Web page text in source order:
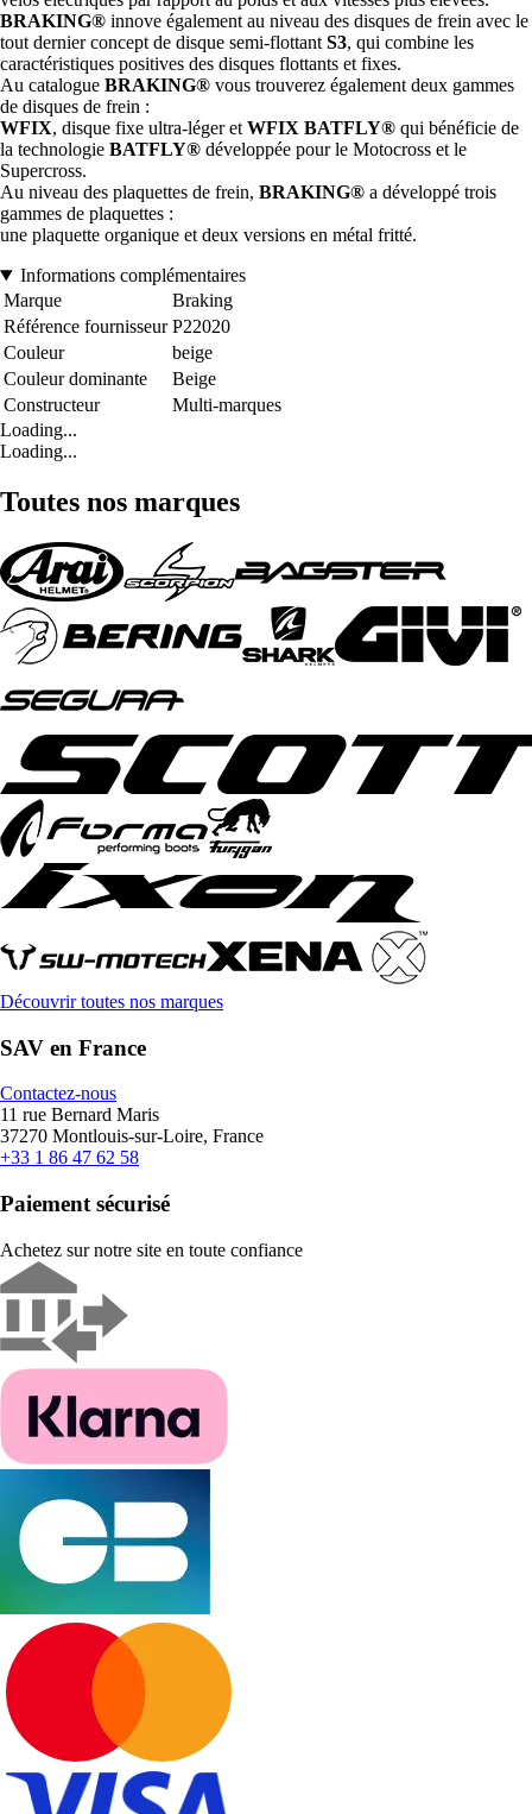
BRAKING® innove également au niveau des disques de frein avec le
tout dernier concept de disque semi-flottant S3, qui combine les
caractéristiques positives des disques flottants et fixes.
Au catalogue BRAKING® vous trouverez également deux gammes
de disques de frein :
WFIX, disque fixe ultra-léger et WFIX BATFLY® qui bénéficie de
la technologie BATFLY® développée pour le Motocross et le
Supercross.
Au niveau des plaquettes de frein, BRAKING® a développé trois
gammes de plaquettes :
une plaquette organique et deux versions en métal fritté.
Informations complémentaires
Marque
Braking
Référence fournisseur P22020
Couleur
beige
Couleur dominante
Beige
Constructeur
Multi-marques
Loading...
Loading...
Toutes nos marques
Découvrir toutes nos marques
SAV en France
Contactez-nous
11 rue Bernard Maris
37270 Montlouis-sur-Loire, France
+33 1 86 47 62 58
Paiement sécurisé
Achetez sur notre site en toute confiance